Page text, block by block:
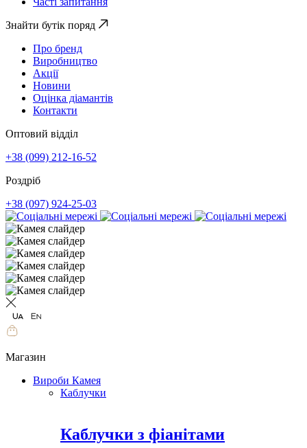
Знайти бутік поряд
Про бренд
Виробництво
Акції
Новини
Оцінка діамантів
Контакти
Оптовий відділ
+38 (099) 212-16-52
Роздріб
+38 (097) 924-25-03
Магазин
Вироби Камея
Каблучки
Каблучки з фіанітами